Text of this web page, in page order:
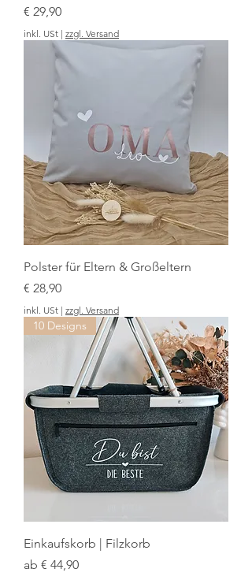
Preis
€ 29,90
inkl. USt | zzgl. Versand
Polster für Eltern & Großeltern
Preis
€ 28,90
inkl. USt | zzgl. Versand
10 Designs
Einkaufskorb | Filzkorb
ab € 44,90
Sale-Preis